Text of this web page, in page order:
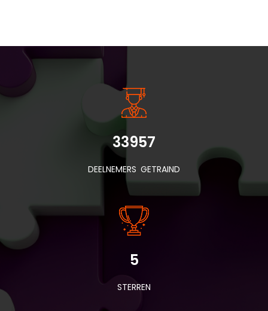
INSIDE INFORMATIE
33957
DEELNEMERS GETRAIND
5
STERREN